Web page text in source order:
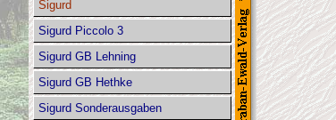
Sigurd
Sigurd Piccolo 3
Sigurd GB Lehning
Sigurd GB Hethke
Sigurd Sonderausgaben